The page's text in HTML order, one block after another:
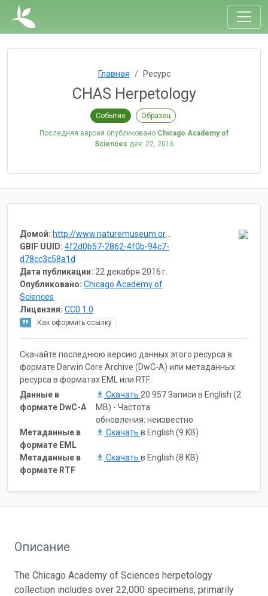
Главная Ресурс
CHAS Herpetology
Событие Образец
Последняя версия опубликовано Chicago Academy of
Sciences дек. 22, 2016
Домой: http://www.naturemuseum.org/the-museum/collections/vertebrates
GBIF UUID: 4f2d0b57-2862-4f0b-94c7-
d78cc3c58a1d
Дата публикации: 22 декабря 2016 г.
Опубликовано: Chicago Academy of
Sciences
Лицензия: CC0 1.0
Как оформить ссылку
Скачайте последнюю версию данных этого ресурса в
формате Darwin Core Archive (DwC-A) или метаданных
ресурса в форматах EML или RTF:
Данные в
формате DwC-A
Скачать 20 957 Записи в English (2
MB) - Частота
обновления: неизвестно
Метаданные в
формате EML
Скачать в English (9 KB)
Метаданные в
формате RTF
Скачать в English (8 KB)
Описание
The Chicago Academy of Sciences herpetology
collection includes over 22,000 specimens, primarily